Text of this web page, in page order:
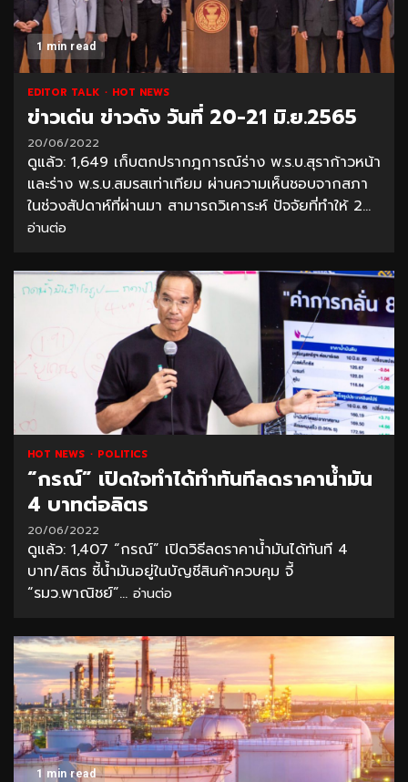
1 min read
EDITOR TALK HOT NEWS
ข่าวเด่น ข่าวดัง วันที่ 20-21 มิ.ย.2565
20/06/2022
ดูแล้ว: 1,649 เก็บตกปรากฎการณ์ร่าง พ.ร.บ.สุราก้าวหน้า
และร่าง พ.ร.บ.สมรสเท่าเทียม ผ่านความเห็นชอบจากสภา
ในช่วงสัปดาห์ที่ผ่านมา สามารถวิเคาระห์ ปัจจัยที่ทำให้ 2...
อ่านต่อ
HOT NEWS POLITICS
“กรณ์” เปิดใจทำได้ทำทันทีลดราคาน้ำมัน
4 บาทต่อลิตร
20/06/2022
ดูแล้ว: 1,407 “กรณ์” เปิดวิธีลดราคาน้ำมันได้ทันที 4
บาท/ลิตร ชี้น้ำมันอยู่ในบัญชีสินค้าควบคุม จี้
“รมว.พาณิชย์”... อ่านต่อ
1 min read